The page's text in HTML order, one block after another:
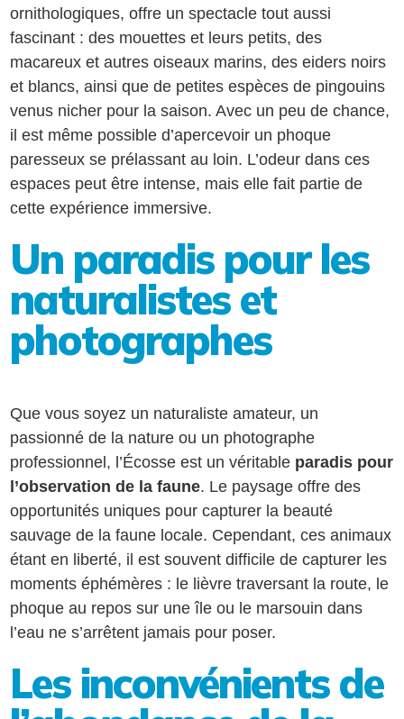
ornithologiques, offre un spectacle tout aussi
fascinant : des mouettes et leurs petits, des
macareux et autres oiseaux marins, des eiders noirs
et blancs, ainsi que de petites espèces de pingouins
venus nicher pour la saison. Avec un peu de chance,
il est même possible d’apercevoir un phoque
paresseux se prélassant au loin. L’odeur dans ces
espaces peut être intense, mais elle fait partie de
cette expérience immersive.
Un paradis pour les
naturalistes et
photographes
Que vous soyez un naturaliste amateur, un
passionné de la nature ou un photographe
professionnel, l’Écosse est un véritable paradis pour
l’observation de la faune. Le paysage offre des
opportunités uniques pour capturer la beauté
sauvage de la faune locale. Cependant, ces animaux
étant en liberté, il est souvent difficile de capturer les
moments éphémères : le lièvre traversant la route, le
phoque au repos sur une île ou le marsouin dans
l’eau ne s’arrêtent jamais pour poser.
Les inconvénients de